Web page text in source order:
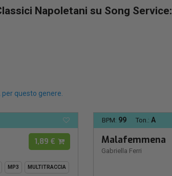
Napoletani su Song Service:
questo genere.
1,89 €
MP3 MULTITRACCIA
BPM: 99 Ton.: A
Malafemmena
Gabriella Ferri